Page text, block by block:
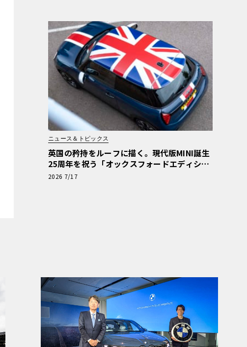
ニュース＆トピックス
英国の矜持をルーフに描く。現代版MINI誕生
25周年を祝う「オックスフォードエディショ
ン」の洗練
2026 7/17